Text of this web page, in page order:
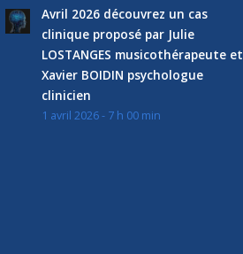
Avril 2026 découvrez un cas
clinique proposé par Julie
LOSTANGES musicothérapeute et
Xavier BOIDIN psychologue
clinicien
1 avril 2026 - 7 h 00 min